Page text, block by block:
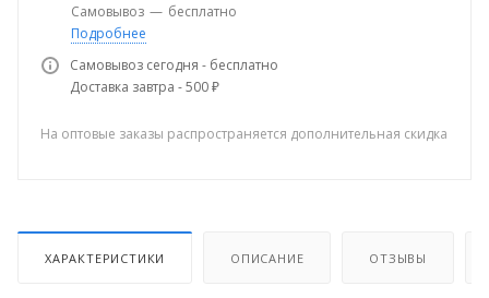
Самовывоз — бесплатно
Подробнее
Самовывоз сегодня - бесплатно
Доставка завтра - 500 ₽
На оптовые заказы распространяется дополнительная скидка
ХАРАКТЕРИСТИКИ ОПИСАНИЕ ОТЗЫВЫ